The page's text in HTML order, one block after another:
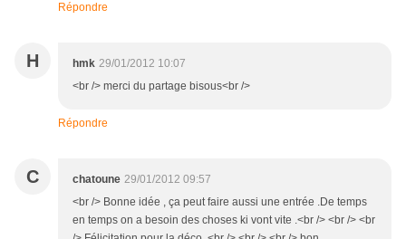
Répondre
H hmk 29/01/2012 10:07
<br /> merci du partage bisous<br />
Répondre
C chatoune 29/01/2012 09:57
<br /> Bonne idée , ça peut faire aussi une entrée .De temps
en temps on a besoin des choses ki vont vite .<br /> <br /> <br